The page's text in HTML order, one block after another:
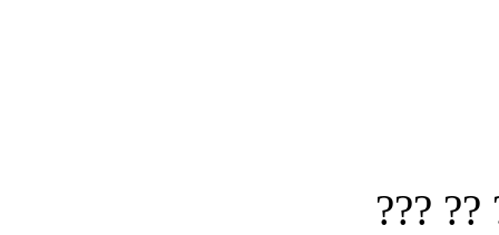
??? ??